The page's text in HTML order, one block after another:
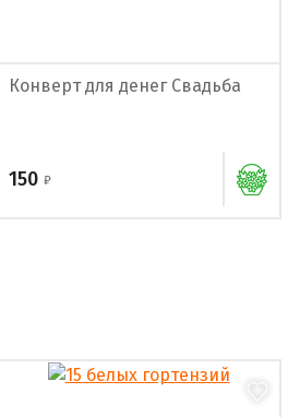
Конверт для денег Свадьба
150